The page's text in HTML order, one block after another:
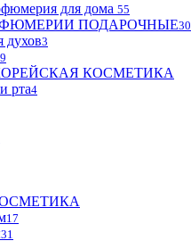
для дома 55
ПОДАРОЧНЫЕ30
духов3
КОСМЕТИКА
рта4
17
31